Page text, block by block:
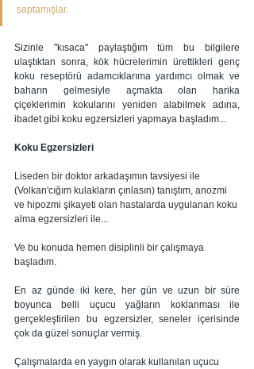
saptamışlar.
Sizinle "kısaca" paylaştığım tüm bu bilgilere
ulaştıktan sonra, kök hücrelerimin ürettikleri genç
koku reseptörü adamcıklarıma yardımcı olmak ve
baharın gelmesiyle açmakta olan harika
çiçeklerimin kokularını yeniden alabilmek adına,
ibadet gibi koku egzersizleri yapmaya başladım...
Koku Egzersizleri
Liseden bir doktor arkadaşımın tavsiyesi ile
(Volkan'cığım kulakların çınlasın) tanıştım, anozmi
ve hipozmi şikayeti olan hastalarda uygulanan koku
alma egzersizleri ile...
Ve bu konuda hemen disiplinli bir çalışmaya
başladım.
En az günde iki kere, her gün ve uzun bir süre
boyunca belli uçucu yağların koklanması ile
gerçekleştirilen bu egzersizler, seneler içerisinde
çok da güzel sonuçlar vermiş.
Çalışmalarda en yaygın olarak kullanılan uçucu